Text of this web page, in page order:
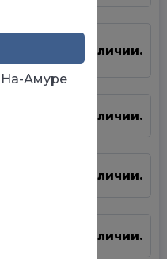
Нет в наличии.
Нет в наличии.
Нет в наличии.
Нет в наличии.
Амуре